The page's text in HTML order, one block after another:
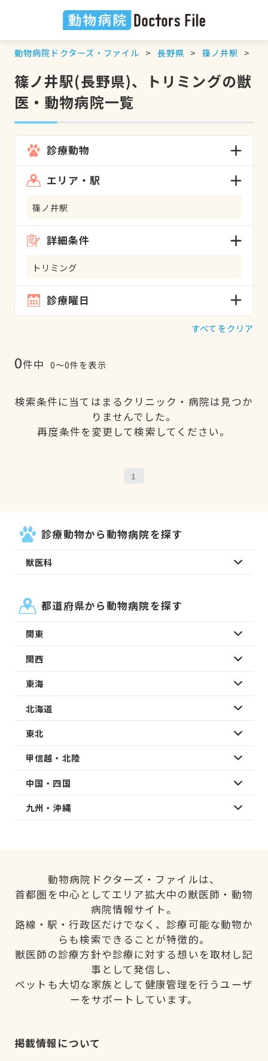
動物病院ドクターズ・ファイル 長野県 篠ノ井駅
篠ノ井駅(長野県)、トリミングの獣
医・動物病院一覧
診療動物
エリア・駅
篠ノ井駅
詳細条件
トリミング
診療曜日
すべてをクリア
0件中 0〜0件を表示
検索条件に当てはまるクリニック・病院は見つか
りませんでした。
再度条件を変更して検索してください。
1
診療動物から動物病院を探す
獣医科
都道府県から動物病院を探す
関東
関西
東海
北海道
東北
甲信越・北陸
中国・四国
九州・沖縄
動物病院ドクターズ・ファイルは、
首都圏を中心としてエリア拡大中の獣医師・動物
病院情報サイト。
路線・駅・行政区だけでなく、診療可能な動物か
らも検索できることが特徴的。
獣医師の診療方針や診療に対する想いを取材し記
事として発信し、
ペットも大切な家族として健康管理を行うユーザ
ーをサポートしています。
掲載情報について